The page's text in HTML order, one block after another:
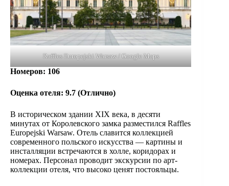
Raffles Europejski Warsaw / Google Maps
Номеров: 106
Оценка отеля: 9.7 (Отлично)
В историческом здании XIX века, в десяти
минутах от Королевского замка разместился Raffles
Europejski Warsaw. Отель славится коллекцией
современного польского искусства — картины и
инсталляции встречаются в холле, коридорах и
номерах. Персонал проводит экскурсии по арт-
коллекции отеля, что высоко ценят постояльцы.